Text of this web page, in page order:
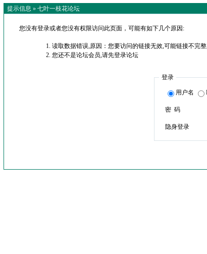
提示信息 » 七叶一枝花论坛
您没有登录或者您没有权限访问此页面，可能有如下几个原因:
读取数据错误,原因：您要访问的链接无效,可能链接不完
您还不是论坛会员,请先登录论坛
登录
用户名
密 码
隐身登录